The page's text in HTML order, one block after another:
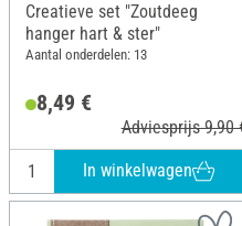
Creatieve set "Zoutdeeg
hanger hart & ster"
Aantal onderdelen: 13
8,49 €
Adviesprijs 9,90 €
In winkelwagen